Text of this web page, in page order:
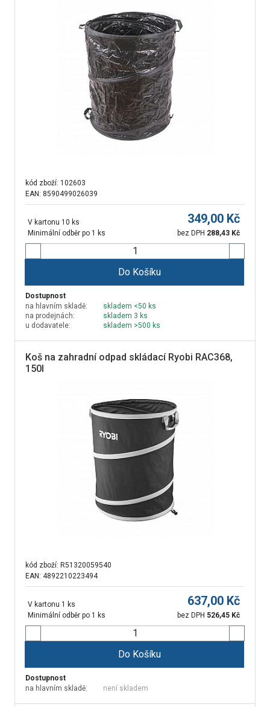
kód zboží: 102603
EAN: 8590499026039
V kartonu 10 ks
Minimální odběr po 1 ks
349,00 Kč
bez DPH 288,43 Kč
Do Košíku
Dostupnost
na hlavním skladě:
skladem <50 ks
na prodejnách:
skladem 3 ks
u dodavatele:
skladem >500 ks
Koš na zahradní odpad skládací Ryobi RAC368,
150l
kód zboží: R51320059540
EAN: 4892210223494
V kartonu 1 ks
Minimální odběr po 1 ks
637,00 Kč
bez DPH 526,45 Kč
Do Košíku
Dostupnost
na hlavním skladě:
není skladem